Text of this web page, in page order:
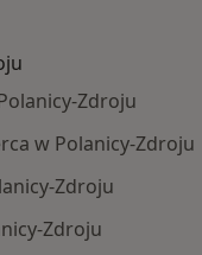
Zdroju
w Polanicy-Zdroju
Zdroju
Zdroju